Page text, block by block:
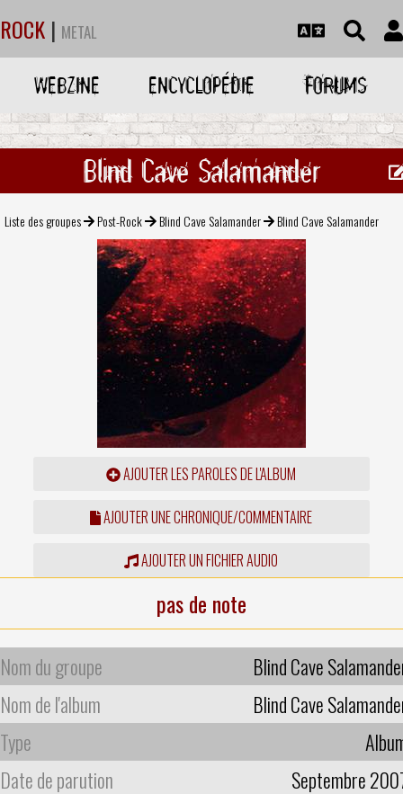
ROCK | METAL
WEBZINE ENCYCLOPÉDIE FORUMS
Blind Cave Salamander
Liste des groupes Post-Rock Blind Cave Salamander Blind Cave Salamander
AJOUTER LES PAROLES DE L'ALBUM
AJOUTER UNE CHRONIQUE/COMMENTAIRE
AJOUTER UN FICHIER AUDIO
pas de note
Nom du groupe
Blind Cave
Nom de l'album
Blind Cave
Type
Date de parution
Septembre